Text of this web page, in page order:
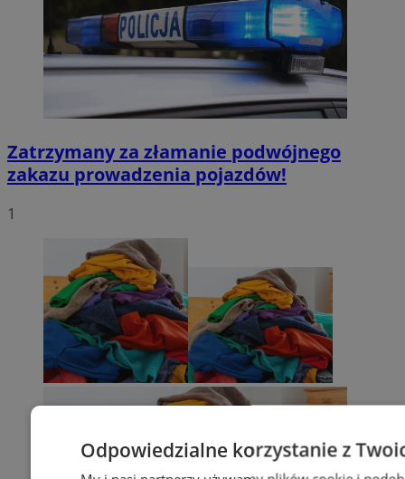
Zatrzymany za złamanie podwójnego
zakazu prowadzenia pojazdów!
1
Odpowiedzialne korzystanie z